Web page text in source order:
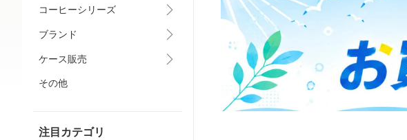
コーヒーシリーズ
ブランド
ケース販売
その他
注目カテゴリ